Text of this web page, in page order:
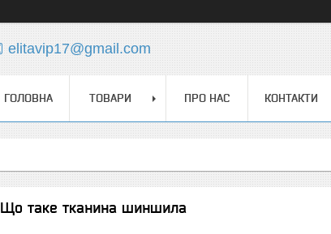
elitavip17@gmail.com
ГОЛОВНА ТОВАРИ ПРО НАС КОНТАКТИ
Що таке тканина шиншила